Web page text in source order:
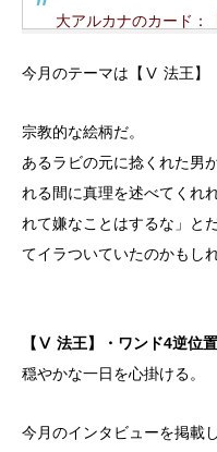
大アルカナのカード：
今月のテーマは【Ⅴ 法王】
宗教的な絵柄だ。
あるラビの元に捻くれた男
れる間に真理を述べてくれ
れて嫌なことはするな」と
てイラついていたのかもし
【Ⅴ 法王】・ワンド4逆位置
穏やかな一日を心掛ける。
今月のインタビューを掲載